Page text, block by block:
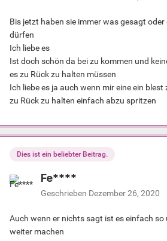
Bis jetzt haben sie immer was gesagt
dürfen
Ich liebe es
Ist doch schön da bei zu kommen und
es zu Rück zu halten müssen
Ich liebe es ja auch wenn mir eine ein
zu Rück zu halten einfach abzu spritzen
Dies ist ein beliebter Beitrag.
Fe****
Geschrieben Dezember 26, 2020
Auch wenn er nichts sagt ist es einfach so
weiter machen